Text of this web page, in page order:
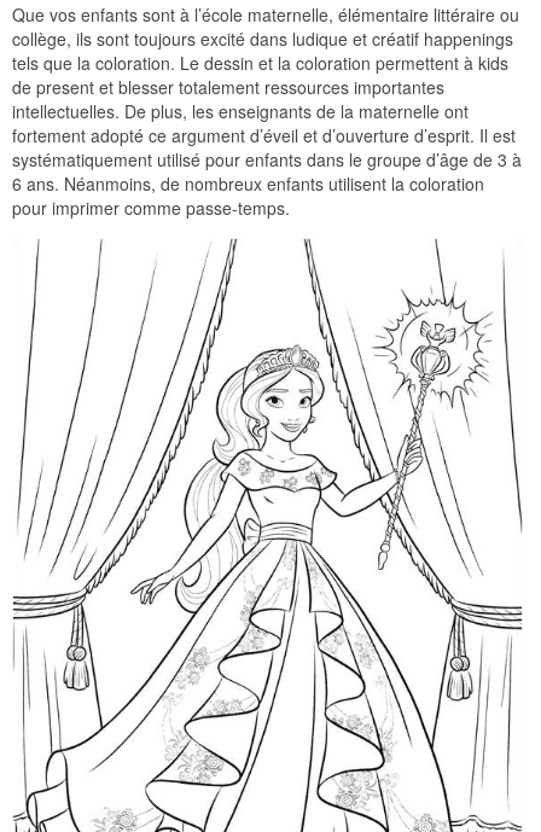
Que vos enfants sont à l’école maternelle, élémentaire littéraire ou
collège, ils sont toujours excité dans ludique et créatif happenings
tels que la coloration. Le dessin et la coloration permettent à kids
de present et blesser totalement ressources importantes
intellectuelles. De plus, les enseignants de la maternelle ont
fortement adopté ce argument d’éveil et d’ouverture d’esprit. Il est
systématiquement utilisé pour enfants dans le groupe d’âge de 3 à
6 ans. Néanmoins, de nombreux enfants utilisent la coloration
pour imprimer comme passe-temps.